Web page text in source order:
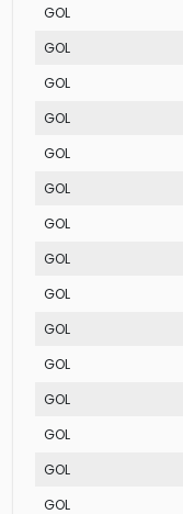
GOL
GOL
GOL
GOL
GOL
GOL
GOL
GOL
GOL
GOL
GOL
GOL
GOL
GOL
GOL